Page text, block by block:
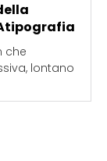
che
lontano